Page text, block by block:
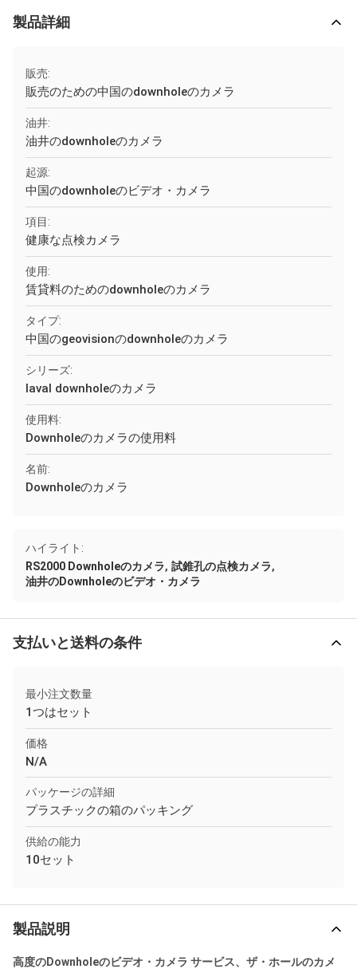
製品詳細
販売:
販売のための中国のdownholeのカメラ
油井:
油井のdownholeのカメラ
起源:
中国のdownholeのビデオ・カメラ
項目:
健康な点検カメラ
使用:
賃貸料のためのdownholeのカメラ
タイプ:
中国のgeovisionのdownholeのカメラ
シリーズ:
laval downholeのカメラ
使用料:
Downholeのカメラの使用料
名前:
Downholeのカメラ
ハイライト:
RS2000 Downholeのカメラ, 試錐孔の点検カメラ,
油井のDownholeのビデオ・カメラ
支払いと送料の条件
最小注文数量
1つはセット
価格
N/A
パッケージの詳細
プラスチックの箱のパッキング
供給の能力
10セット
製品説明
高度のDownholeのビデオ・カメラ サービス、ザ・ホールのカメ